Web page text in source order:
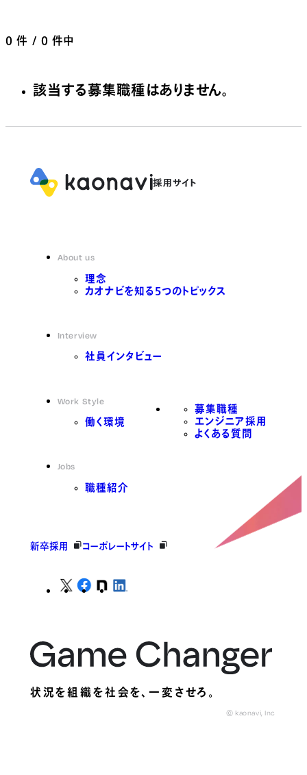
0 件 / 0 件中
該当する募集職種はありません。
About us
理念
カオナビを知る5つのトピックス
Interview
社員インタビュー
Work Style
働く環境
Jobs
職種紹介
募集職種
エンジニア採用
よくある質問
新卒採用 コーポレートサイト
状況を組織を社会を、一変させろ。
© kaonavi, Inc